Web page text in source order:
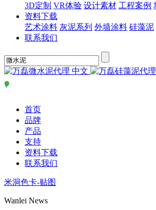
3D定制 VR体验 设计素材 工程案例
资料下载
艺术涂料 灰泥系列 外墙涂料 硅藻泥
联系我们
中文
首页
品牌
产品
支持
资料下载
联系我们
米洞色卡-贴图
Wanlei News